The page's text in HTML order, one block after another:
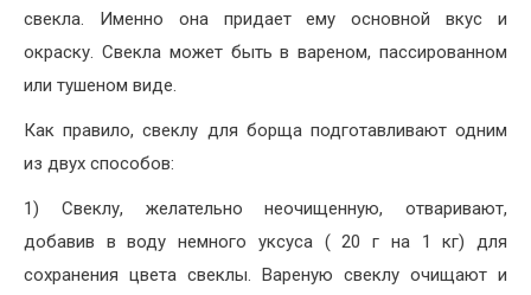
свекла. Именно она придает ему основной вкус и
окраску. Свекла может быть в вареном, пассированном
или тушеном виде.
Как правило, свеклу для борща подготавливают одним
из двух способов:
1) Свеклу, желательно неочищенную, отваривают,
добавив в воду немного уксуса (20 г на 1 кг) для
сохранения цвета свеклы. Вареную свеклу очищают и